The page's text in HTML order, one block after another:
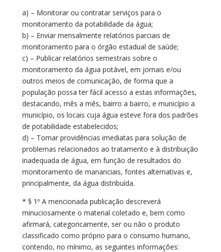
a) – Monitorar ou contratar serviços para o
monitoramento da potabilidade da água;
b) – Enviar mensalmente relatórios parciais de
monitoramento para o órgão estadual de saúde;
c) – Publicar relatórios semestrais sobre o
monitoramento da água potável, em jornais e/ou
outros meios de comunicação, de forma que a
população possa ter fácil acesso a estas informações,
destacando, mês a mês, bairro a bairro, e município a
município, os locais cuja água esteve fora dos padrões
de potabilidade estabelecidos;
d) – Tomar providências imediatas para solução de
problemas relacionados ao tratamento e à distribuição
inadequada de água, em função de resultados do
monitoramento de mananciais, fontes alternativas e,
principalmente, da água distribuída.
* § 1º A mencionada publicação descreverá
minuciosamente o material coletado e, bem como
afirmará, categoricamente, ser ou não o produto
classificado como próprio para o consumo humano,
contendo, no mínimo, as seguintes informações: